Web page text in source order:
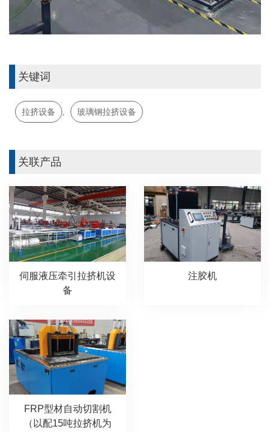
关键词
拉挤设备 玻璃钢拉挤设备
关联产品
伺服液压牵引拉挤机设
备
注胶机
FRP型材自动切割机
（以配15吨拉挤机为